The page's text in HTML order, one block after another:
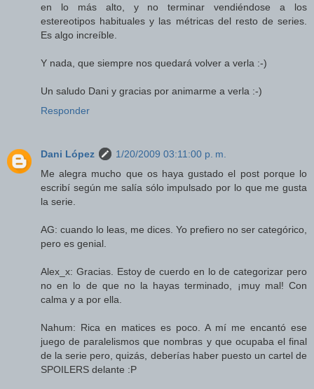
en lo más alto, y no terminar vendiéndose a los
estereotipos habituales y las métricas del resto de series.
Es algo increíble.
Y nada, que siempre nos quedará volver a verla :-)
Un saludo Dani y gracias por animarme a verla :-)
Responder
Dani López
1/20/2009 03:11:00 p. m.
Me alegra mucho que os haya gustado el post porque lo
escribí según me salía sólo impulsado por lo que me gusta
la serie.
AG: cuando lo leas, me dices. Yo prefiero no ser categórico,
pero es genial.
Alex_x: Gracias. Estoy de cuerdo en lo de categorizar pero
no en lo de que no la hayas terminado, ¡muy mal! Con
calma y a por ella.
Nahum: Rica en matices es poco. A mí me encantó ese
juego de paralelismos que nombras y que ocupaba el final
de la serie pero, quizás, deberías haber puesto un cartel de
SPOILERS delante :P